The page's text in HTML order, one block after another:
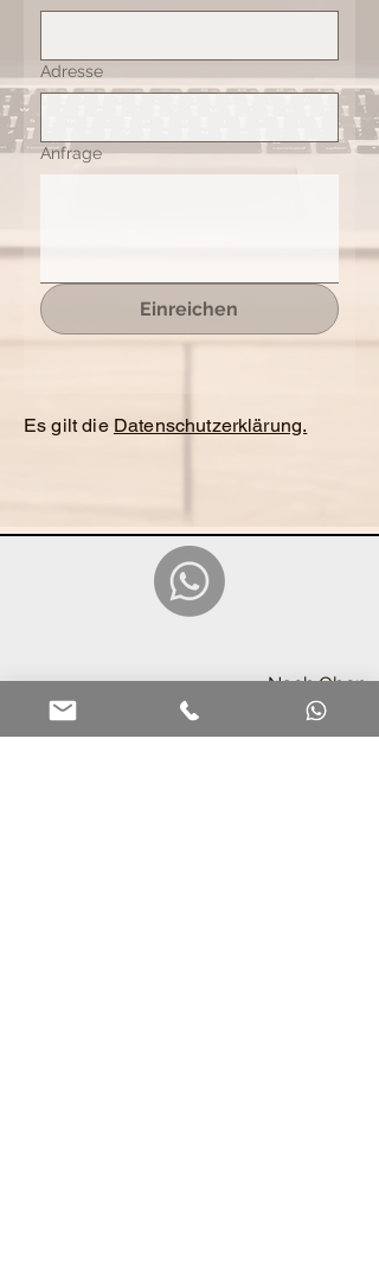
Adresse
Anfrage
Einreichen
Es gilt die Datenschutzerklärung.
Nach Oben